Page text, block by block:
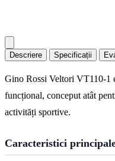
Descriere Specificații
Gino Rossi Veltori VT110-1
funcțional, conceput atât
activități sportive.
Caracteristici